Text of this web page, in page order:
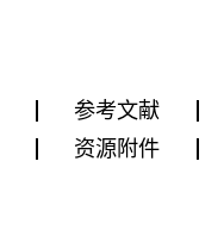
参考文献
资源附件